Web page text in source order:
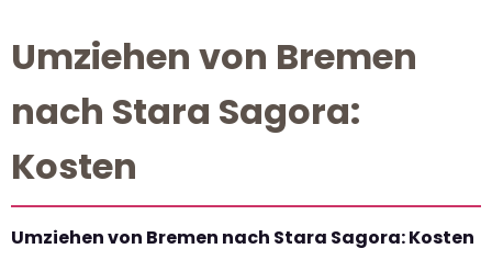
Umziehen von Bremen
nach Stara Sagora:
Kosten
Umziehen von Bremen nach Stara Sagora: Kosten